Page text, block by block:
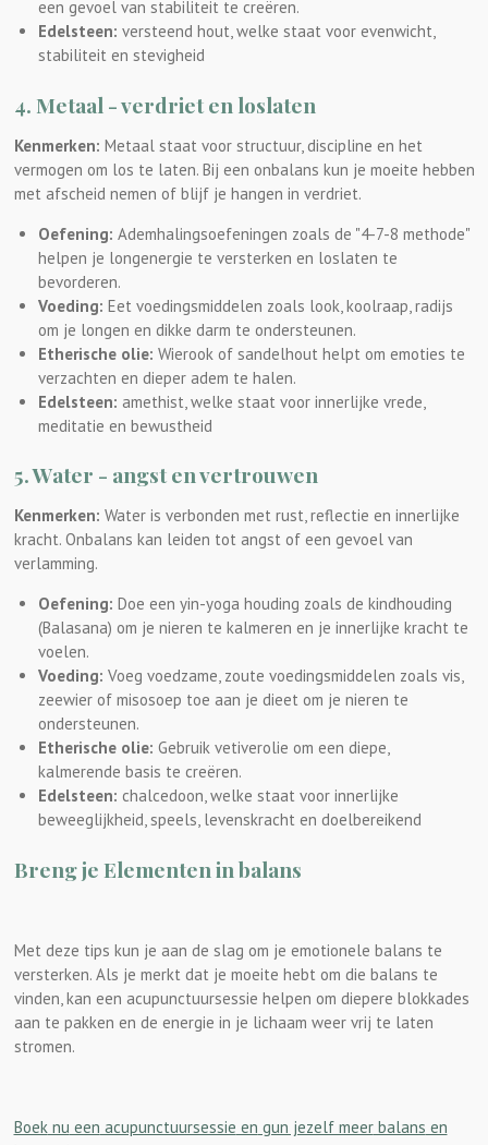
een gevoel van stabiliteit te creëren.
Edelsteen: versteend hout, welke staat voor evenwicht,
stabiliteit en stevigheid
4. Metaal - verdriet en loslaten
Kenmerken: Metaal staat voor structuur, discipline en het
vermogen om los te laten. Bij een onbalans kun je moeite hebben
met afscheid nemen of blijf je hangen in verdriet.
Oefening: Ademhalingsoefeningen zoals de "4-7-8 methode"
helpen je longenergie te versterken en loslaten te
bevorderen.
Voeding: Eet voedingsmiddelen zoals look, koolraap, radijs
om je longen en dikke darm te ondersteunen.
Etherische olie: Wierook of sandelhout helpt om emoties te
verzachten en dieper adem te halen.
Edelsteen: amethist, welke staat voor innerlijke vrede,
meditatie en bewustheid
5. Water - angst en vertrouwen
Kenmerken: Water is verbonden met rust, reflectie en innerlijke
kracht. Onbalans kan leiden tot angst of een gevoel van
verlamming.
Oefening: Doe een yin-yoga houding zoals de kindhouding
(Balasana) om je nieren te kalmeren en je innerlijke kracht te
voelen.
Voeding: Voeg voedzame, zoute voedingsmiddelen zoals vis,
zeewier of misosoep toe aan je dieet om je nieren te
ondersteunen.
Etherische olie: Gebruik vetiverolie om een diepe,
kalmerende basis te creëren.
Edelsteen: chalcedoon, welke staat voor innerlijke
beweeglijkheid, speels, levenskracht en doelbereikend
Breng je Elementen in balans
Met deze tips kun je aan de slag om je emotionele balans te
versterken. Als je merkt dat je moeite hebt om die balans te
vinden, kan een acupunctuursessie helpen om diepere blokkades
aan te pakken en de energie in je lichaam weer vrij te laten
stromen.
Boeknu een acupunctuursessie en gun jezelf meerbalans en